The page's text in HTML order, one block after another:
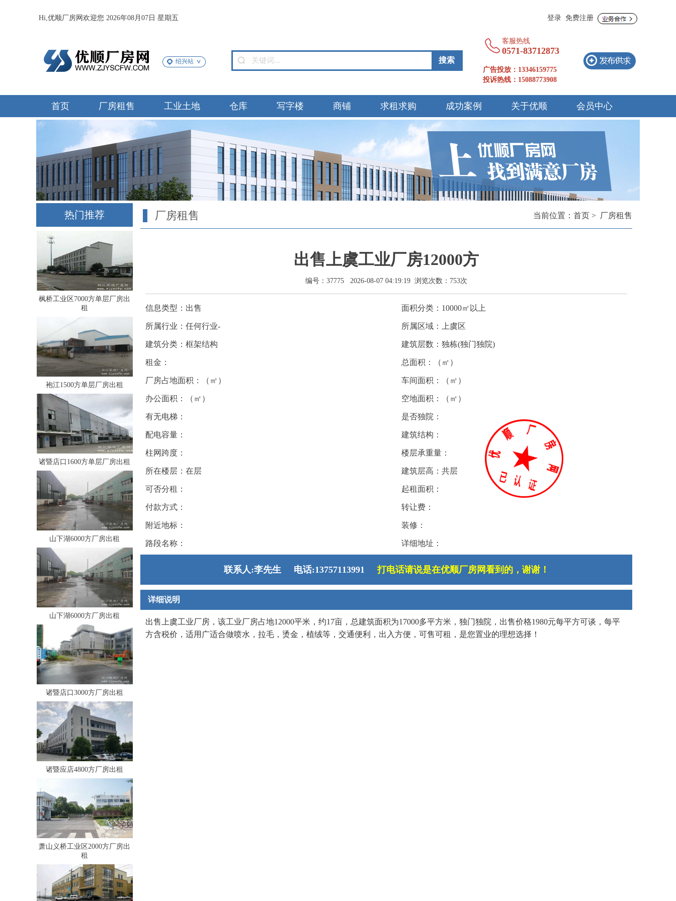
登录 免费注册
Hi,优顺厂房网欢迎您 2026年08月07日 星期五
绍兴站
客服热线
0571-83712873
广告投放：13346159775
投诉热线：15088773908
首页 厂房租售 工业土地 仓库 写字楼 商铺 求租求购 成功案例 关于优顺 会员中心
热门推荐
枫桥工业区7000方单层厂房出
租
袍江1500方单层厂房出租
诸暨店口1600方单层厂房出租
山下湖6000方厂房出租
山下湖6000方厂房出租
诸暨店口3000方厂房出租
诸暨应店4800方厂房出租
萧山义桥工业区2000方厂房出
租
当前位置： 首页 > 厂房租售
厂房租售
出售上虞工业厂房12000方
编号：37775 2026-08-07 04:19:19 浏览次数：753次
信息类型：出售 面积分类：10000㎡以上
所属行业：任何行业- 所属区域：上虞区
建筑分类：框架结构 建筑层数：独栋(独门独院)
租金： 总面积：（㎡）
厂房占地面积：（㎡） 车间面积：（㎡）
办公面积：（㎡） 空地面积：（㎡）
有无电梯： 是否独院：
配电容量： 建筑结构：
柱网跨度： 楼层承重量：
所在楼层：在层 建筑层高：共层
可否分租： 起租面积：
付款方式： 转让费：
附近地标： 装修：
路段名称： 详细地址：
联系人:李先生 电话:13757113991 打电话请说是在优顺厂房网看到的，谢谢！
详细说明
出售上虞工业厂房，该工业厂房占地12000平米，约17亩，总建筑面积为17000多平方米，独门独院，出售价格1980元每平方可谈，每平
方含税价，适用广适合做喷水，拉毛，烫金，植绒等，交通便利，出入方便，可售可租，是您置业的理想选择！